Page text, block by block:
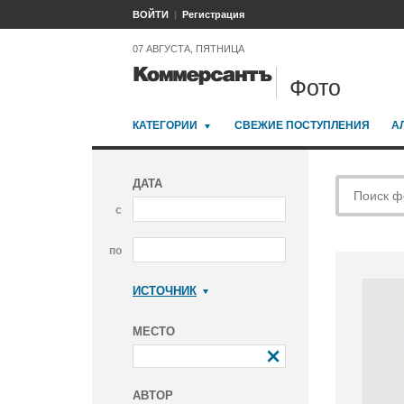
ВОЙТИ Регистрация
07 АВГУСТА, ПЯТНИЦА
Фото
КАТЕГОРИИ СВЕЖИЕ ПОСТУПЛЕНИЯ
ДАТА
с
по
ИСТОЧНИК
МЕСТО
АВТОР